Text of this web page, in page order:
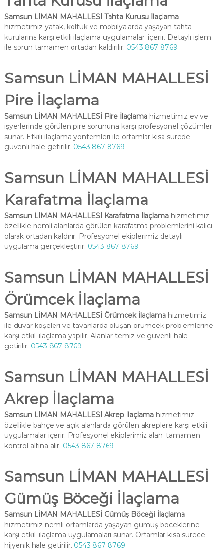
Samsun LİMAN MAHALLESİ Tahta Kurusu İlaçlama
hizmetimiz yatak, koltuk ve mobilyalarda yaşayan tahta
kurularına karşı etkili ilaçlama uygulamaları içerir. Detaylı işlem
ile sorun tamamen ortadan kaldırılır. 0543 867 8769
Samsun LİMAN MAHALLESİ
Pire İlaçlama
Samsun LİMAN MAHALLESİ Pire İlaçlamahizmetimiz ev ve
işyerlerinde görülen pire sorununa karşı profesyonel çözümler
sunar. Etkili ilaçlama yöntemleri ile ortamlar kısa sürede
güvenli hale getirilir. 0543 867 8769
Samsun LİMAN MAHALLESİ
Karafatma İlaçlama
Samsun LİMAN MAHALLESİ Karafatma İlaçlamahizmetimiz
özellikle nemli alanlarda görülen karafatma problemlerini kalıcı
olarak ortadan kaldırır. Profesyonel ekiplerimiz detaylı
uygulama gerçekleştirir. 0543 867 8769
Samsun LİMAN MAHALLESİ
Örümcek İlaçlama
Samsun LİMAN MAHALLESİ Örümcek İlaçlamahizmetimiz
ile duvar köşeleri ve tavanlarda oluşan örümcek problemlerine
karşı etkili ilaçlama yapılır. Alanlar temiz ve güvenli hale
getirilir. 0543 867 8769
Samsun LİMAN MAHALLESİ
Akrep İlaçlama
Samsun LİMAN MAHALLESİ Akrep İlaçlamahizmetimiz
özellikle bahçe ve açık alanlarda görülen akreplere karşı etkili
uygulamalar içerir. Profesyonel ekiplerimiz alanı tamamen
kontrol altına alır. 0543 867 8769
Samsun LİMAN MAHALLESİ
Gümüş Böceği İlaçlama
Samsun LİMAN MAHALLESİ Gümüş Böceği İlaçlama
hizmetimiz nemli ortamlarda yaşayan gümüş böceklerine
karşı etkili ilaçlama uygulamaları sunar. Ortamlar kısa sürede
hijyenik hale getirilir. 0543 867 8769